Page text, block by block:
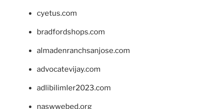
cyetus.com
bradfordshops.com
almadenranchsanjose.com
advocatevijay.com
adlibilimler2023.com
naswwebed.org